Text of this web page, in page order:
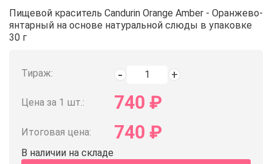
Пищевые красители
Кандурин Orange Amber 30 г
Пищевой краситель Candurin Orange Amber - Оранжево-
янтарный на основе натуральной слюды в упаковке
30 г
Тираж:
Цена за 1 шт.: 740 ₽
Итоговая цена: 740 ₽
В наличии на складе